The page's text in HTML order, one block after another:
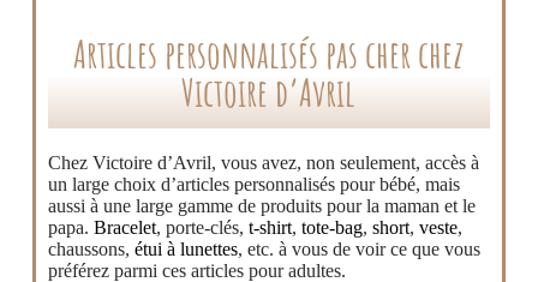
Articles personnalisés pas cher chez
Victoire d’Avril
Chez Victoire d’Avril, vous avez, non seulement, accès à
un large choix d’articles personnalisés pour bébé, mais
aussi à une large gamme de produits pour la maman et le
papa. Bracelet, porte-clés, t-shirt, tote-bag, short, veste,
chaussons, étui à lunettes, etc. à vous de voir ce que vous
préférez parmi ces articles pour adultes.